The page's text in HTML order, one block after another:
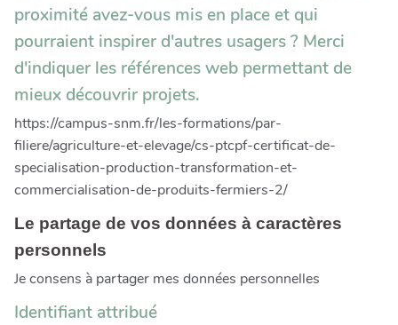
proximité avez-vous mis en place et qui
pourraient inspirer d'autres usagers ? Merci
d'indiquer les références web permettant de
mieux découvrir projets.
https://campus-snm.fr/les-formations/par-
filiere/agriculture-et-elevage/cs-ptcpf-certificat-de-
specialisation-production-transformation-et-
commercialisation-de-produits-fermiers-2/
Le partage de vos données à caractères
personnels
Je consens à partager mes données personnelles
Identifiant attribué